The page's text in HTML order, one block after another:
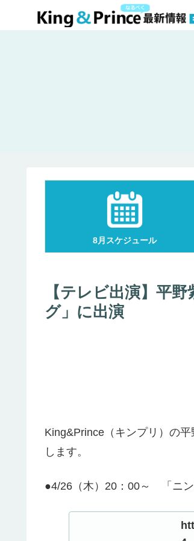
8月スケジュール
【テレビ出演】平
グ」に出演
King&Prince（キンプリ）の
します。
●4/26（木）20：00～ 「ニン